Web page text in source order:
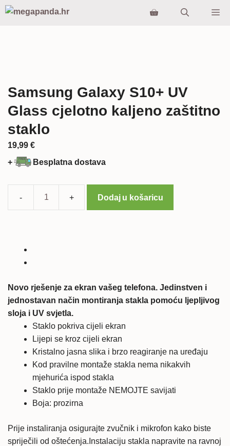
Preskoči
Samsung Galaxy S10+ UV
Glass cjelotno kaljeno zaštitno
staklo
19,99 €
+
Besplatna dostava
Samsung
zaštitno
staklo
Dodaj u košaricu
Novo rješenje za ekran vašeg telefona. Jedinstven i
jednostavan način montiranja stakla pomoću ljepljivog
sloja i UV svjetla.
Staklo pokriva cijeli ekran
Lijepi se kroz cijeli ekran
Kristalno jasna slika i brzo reagiranje na uređaju
Kod pravilne montaže stakla nema nikakvih
mjehurića ispod stakla
Staklo prije montaže NEMOJTE savijati
Boja: prozirna
Prije instaliranja osigurajte zvučnik i mikrofon kako biste
spriječili od oštećenja.Instalaciju stakla napravite na ravnoj